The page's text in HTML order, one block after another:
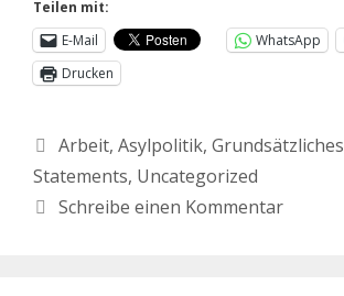
Teilen mit:
E-Mail
WhatsApp
Drucken
Arbeit, Asylpolitik, Grundsätzliches
Statements, Uncategorized
Schreibe einen Kommentar